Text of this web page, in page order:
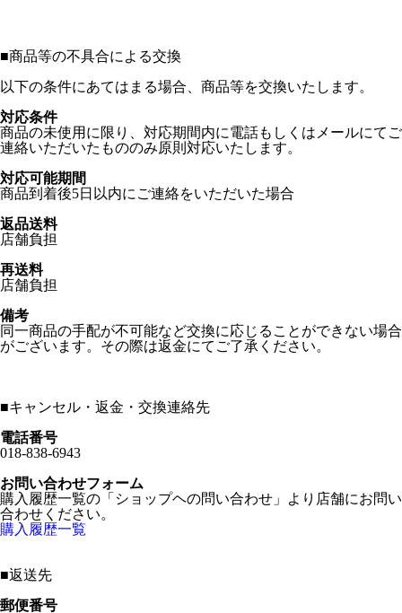
■商品等の不具合による交換
以下の条件にあてはまる場合、商品等を交換いたします。
対応条件
商品の未使用に限り、対応期間内に電話もしくはメールにてご
連絡いただいたもののみ原則対応いたします。
対応可能期間
商品到着後5日以内にご連絡をいただいた場合
返品送料
店舗負担
再送料
店舗負担
備考
同一商品の手配が不可能など交換に応じることができない場合
がございます。その際は返金にてご了承ください。
■キャンセル・返金・交換連絡先
電話番号
018-838-6943
お問い合わせフォーム
購入履歴一覧の「ショップヘの問い合わせ」より店舗にお問い
合わせください。
購入履歴一覧
■返送先
郵便番号